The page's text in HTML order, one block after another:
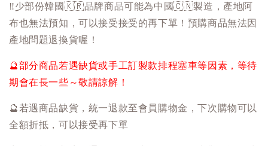
‼️少部份韓國 🇰🇷品牌商品可能為中國🇨🇳製造，產地阿
布也無法預知，可以接受接受的再下單！預購商品無法因
產地問題退換貨喔！
🔮部分商品若遇缺貨或手工訂製款排程塞車等因素，等待
期會在長一些～敬請諒解！
🔮 若遇商品缺貨，統一退款至會員購物金，下次購物可以
全額折抵，可以接受再下單